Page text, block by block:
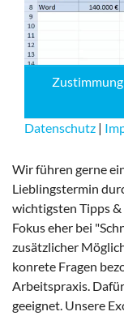
Datenschutz |
Wir führen gerne
Lieblingstermin
wichtigsten Tipps
Fokus eher bei
zusätzlicher
konrete Fragen
Arbeitspraxis.
geeignet. Unsere
Statistik
unsere
Google
Name:
_ga, _gid,
Anbieter:
Google LLC